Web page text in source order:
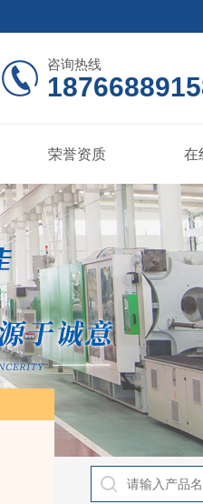
咨询热线
荣誉资质 在